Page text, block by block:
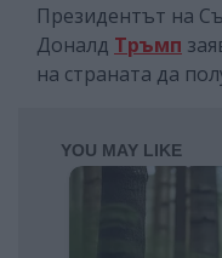
Президентът на
Доналд Тръмп
на страната да